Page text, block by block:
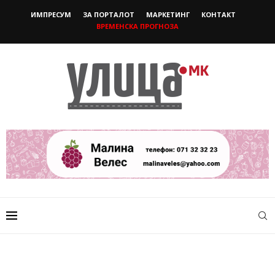
ИМПРЕСУМ ЗА ПОРТАЛОТ МАРКЕТИНГ
КОНТАКТ
ВРЕМЕНСКА ПРОГНОЗА